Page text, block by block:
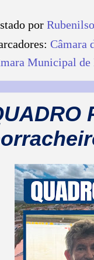
por
Câmara
Municipal de